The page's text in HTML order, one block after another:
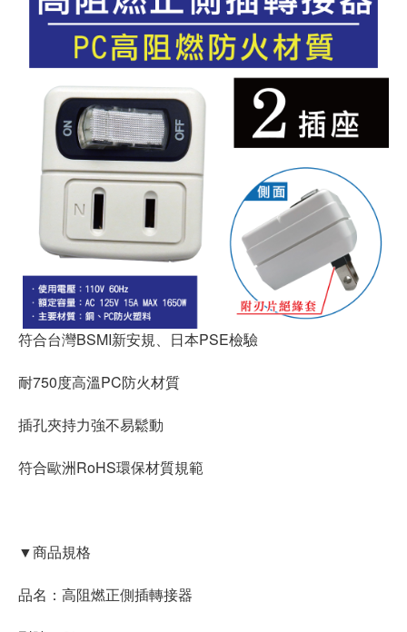
符合台灣BSMI新安規、日本PSE檢驗
耐750度高溫PC防火材質
插孔夾持力強不易鬆動
符合歐洲RoHS環保材質規範
▼商品規格
品名：高阻燃正側插轉接器